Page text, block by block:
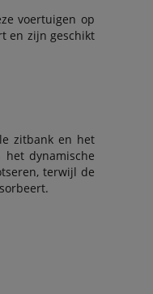
voertuigen op
en zijn geschikt
zitbank en het
dynamische
terwijl de